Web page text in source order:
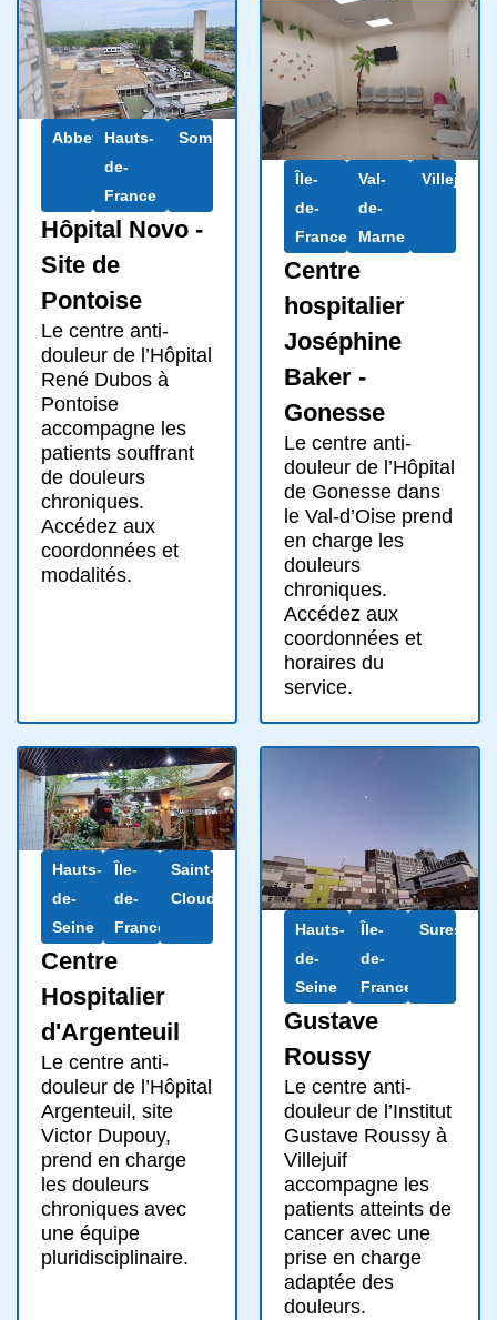
AbbevilleHauts-
de-
France
Somme
Hôpital Novo -
Site de
Pontoise
Le centre anti-
douleur de l’Hôpital
René Dubos à
Pontoise
accompagne les
patients souffrant
de douleurs
chroniques.
Accédez aux
coordonnées et
modalités.
Île-
de-
France
Val-
de-
Marne
Villejuif
Centre
hospitalier
Joséphine
Baker -
Gonesse
Le centre anti-
douleur de l’Hôpital
de Gonesse dans
le Val-d’Oise prend
en charge les
douleurs
chroniques.
Accédez aux
coordonnées et
horaires du
service.
Hauts-
de-
Seine
Île-
de-
France
Saint-
Cloud
Centre
Hospitalier
d'Argenteuil
Le centre anti-
douleur de l’Hôpital
Argenteuil, site
Victor Dupouy,
prend en charge
les douleurs
chroniques avec
une équipe
pluridisciplinaire.
Hauts-
de-
Seine
Île-
de-
France
Suresnes
Gustave
Roussy
Le centre anti-
douleur de l’Institut
Gustave Roussy à
Villejuif
accompagne les
patients atteints de
cancer avec une
prise en charge
adaptée des
douleurs.